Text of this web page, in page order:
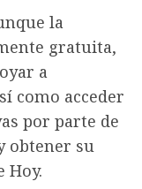
la
gratuita,
a
como acceder
por parte de
obtener su
Hoy.